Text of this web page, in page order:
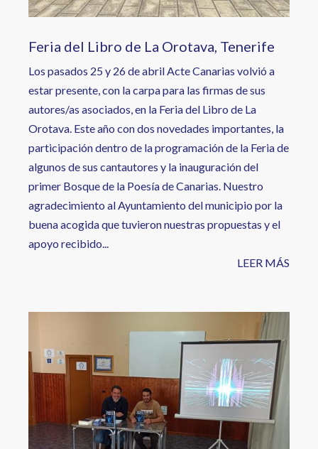
Feria del Libro de La Orotava, Tenerife
Los pasados 25 y 26 de abril Acte Canarias volvió a
estar presente, con la carpa para las firmas de sus
autores/as asociados, en la Feria del Libro de La
Orotava. Este año con dos novedades importantes, la
participación dentro de la programación de la Feria de
algunos de sus cantautores y la inauguración del
primer Bosque de la Poesía de Canarias. Nuestro
agradecimiento al Ayuntamiento del municipio por la
buena acogida que tuvieron nuestras propuestas y el
apoyo recibido...
LEER MÁS